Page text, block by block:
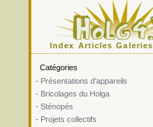
Index Articles Galeries
Catégories
- Présentations d'appareils
- Bricolages du Holga
- Sténopés
- Projets collectifs